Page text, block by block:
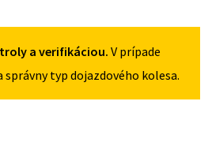
a verifikáciou. V prípade
typ dojazdového kolesa.